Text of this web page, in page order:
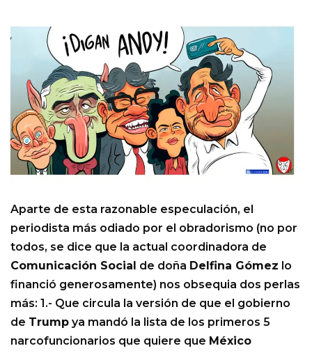
Aparte de esta razonable especulación, el
periodista más odiado por el obradorismo (no por
todos, se dice que la actual coordinadora de
Comunicación Social de doña Delfina Gómez lo
financió generosamente) nos obsequia dos perlas
más: 1.- Que circula la versión de que el gobierno
de Trump ya mandó la lista de los primeros 5
narcofuncionarios que quiere que México